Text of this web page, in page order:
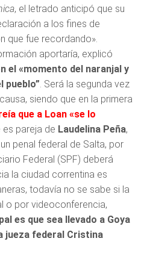
, el letrado anticipó que su
a los fines de
que fue recordando».
aportaría, explicó
el «momento del naranjal y
pueblo” . Será la segunda vez
siendo que en la primera
que a Loan «se lo
es pareja de Laudelina Peña,
penal federal de Salta, por
Federal (SPF) deberá
la ciudad correntina es
todavía no se sabe si la
o por videoconferencia,
es que sea llevado a Goya
jueza federal Cristina